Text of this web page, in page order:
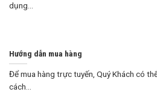
dụng...
Hướng dẫn mua hàng
Để mua hàng trực tuyến, Quý Khách có
cách...